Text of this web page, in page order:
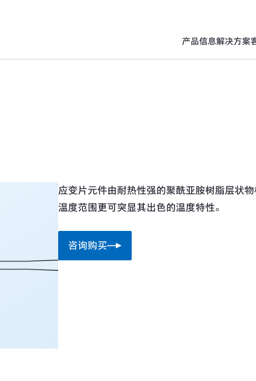
产品信息解决方案
应变片元件由耐热性强的聚酰亚胺树脂层状
温度范围更可突显其出色的温度特性。
咨询购买